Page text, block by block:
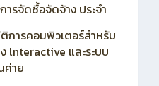
รจัดซื้อจัดจ้าง ประจำ
การคอมพิวเตอร์สำหรับ
และระบบ
ค่าย